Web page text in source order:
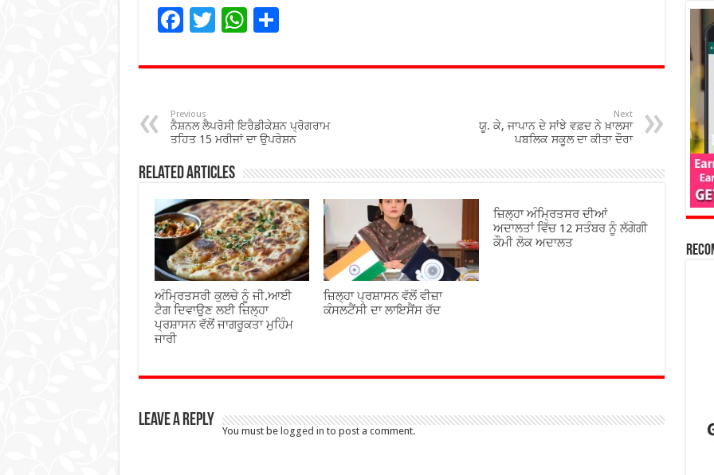
F
e
o
o
k
T
tt
W
at
p
p
S
ar
Previous
ਨੈਸ਼ਨਲ ਲੈਪਰੋਸੀ ਇਰੈਡੀਕੇਸ਼ਨ ਪ੍ਰੋਗਰਾਮ
ਤਹਿਤ 15 ਮਰੀਜਾਂ ਦਾ ਉਪਰੇਸ਼ਨ
Next
ਯੂ. ਕੇ, ਜਾਪਾਨ ਦੇ ਸਾਂਝੇ ਵਫ਼ਦ ਨੇ ਖ਼ਾਲਸਾ
ਪਬਲਿਕ ਸਕੂਲ ਦਾ ਕੀਤਾ ਦੌਰਾ
Related Articles
ਅੰਮ੍ਰਿਤਸਰੀ ਕੁਲਚੇ ਨੂੰ ਜੀ.ਆਈ
ਟੈਗ ਦਿਵਾਉਣ ਲਈ ਜ਼ਿਲ੍ਹਾ
ਪ੍ਰਸ਼ਾਸਨ ਵੱਲੋਂ ਜਾਗਰੂਕਤਾ ਮੁਹਿੰਮ
ਜਾਰੀ
ਜ਼ਿਲ੍ਹਾ ਪ੍ਰਸ਼ਾਸਨ ਵੱਲੋਂ ਵੀਜ਼ਾ
ਕੰਸਲਟੈਂਸੀ ਦਾ ਲਾਇਸੈਂਸ ਰੱਦ
ਜ਼ਿਲ੍ਹਾ ਅੰਮ੍ਰਿਤਸਰ ਦੀਆਂ
ਅਦਾਲਤਾਂ ਵਿੱਚ 12 ਸਤੰਬਰ ਨੂੰ ਲੱਗੇਗੀ
ਕੌਮੀ ਲੋਕ ਅਦਾਲਤ
Leave a Reply
You must be logged in to post a comment.